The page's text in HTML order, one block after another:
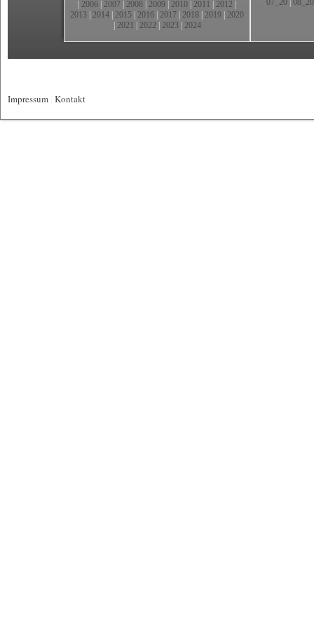
2006 2007 2008 2009 2010 2011 2012
2013 2014 2015 2016 2017 2018 2019 2020
2021 2022 2023| 2024
07_20 08_20
Impressum Kontakt